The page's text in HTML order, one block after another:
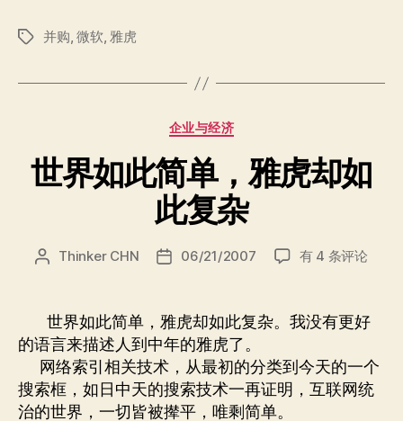
标
并购, 微软, 雅虎
分
企业与经济
世界如此简单，雅虎却如
此复杂
文
者
Thinker CHN
发
期
06/21/2007
世
此
简
雅
虎
有 4 条评论
世界如此简单，雅虎却如此复杂。我没有更好
的语言来描述人到中年的雅虎了。
网络索引相关技术，从最初的分类到今天的一个
搜索框，如日中天的搜索技术一再证明，互联网统
治的世界，一切皆被撵平，唯剩简单。